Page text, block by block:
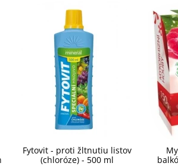
Fytovit - proti žltnutiu listov
(chloróze) - 500 ml